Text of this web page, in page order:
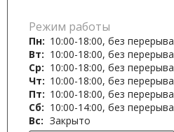
Режим работы
Пн: 10:00-18:00, без перерыва
Вт: 10:00-18:00, без перерыва
Ср: 10:00-18:00, без перерыва
Чт: 10:00-18:00, без перерыва
Пт: 10:00-18:00, без перерыва
Сб: 10:00-14:00, без перерыва
Вс: Закрыто